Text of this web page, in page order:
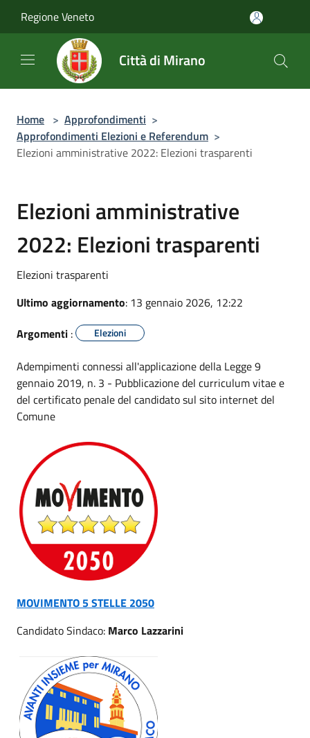
Regione Veneto
Città di Mirano
Home > Approfondimenti >
Approfondimenti Elezioni e Referendum >
Elezioni amministrative 2022: Elezioni trasparenti
Elezioni amministrative
2022: Elezioni trasparenti
Elezioni trasparenti
Ultimo aggiornamento: 13 gennaio 2026, 12:22
Argomenti : Elezioni
Adempimenti connessi all'applicazione della Legge 9
gennaio 2019, n. 3 - Pubblicazione del curriculum vitaee
del certificato penale del candidato sul sito internet del
Comune
MOVIMENTO 5 STELLE 2050
Candidato Sindaco: Marco Lazzarini